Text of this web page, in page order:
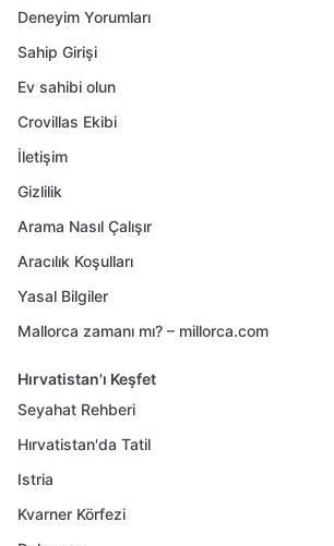
Deneyim Yorumları
Sahip Girişi
Ev sahibi olun
Crovillas Ekibi
İletişim
Gizlilik
Arama Nasıl Çalışır
Aracılık Koşulları
Yasal Bilgiler
Mallorca zamanı mı? – millorca.com
Hırvatistan'ı Keşfet
Seyahat Rehberi
Hırvatistan'da Tatil
Istria
Kvarner Körfezi